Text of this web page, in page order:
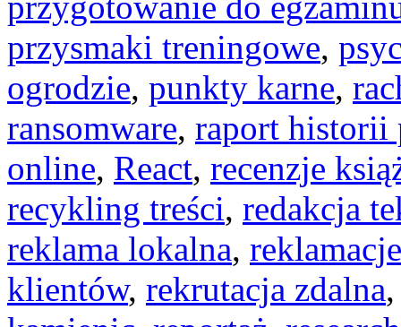
przysmaki treningowe,
ogrodzie, punkty karne,
ransomware, raport historii
online, React, recenzje
recykling treści, redakcja
reklama lokalna, reklamacje
klientów, rekrutacja zdalna